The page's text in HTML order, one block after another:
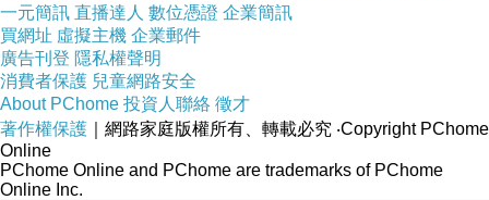
沉穩的長袖
設計,
全新推出的
PS男女基本
設計系列所
一元簡訊 直播達人 數位憑證 企業簡訊
買網址 虛擬主機 企業郵件
廣告刊登 隱私權聲明
消費者保護 兒童網路安全
About PChome 投資人聯絡 徵才
著作權保護 ｜網路家庭版權所有、轉載必究 ‧Copyright PChome
Online
PChome Online and PChome are trademarks of PChome
Online Inc.